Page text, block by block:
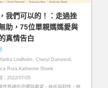
我們可以的！：走過挫
助，75位單親媽媽愛與
真情告白
Lindholm, Cheryl Dumesnil,
Ruta,Katherine Shonk
：2022/07/05
世界裡的恐懼與希望、挫折與韌性，她